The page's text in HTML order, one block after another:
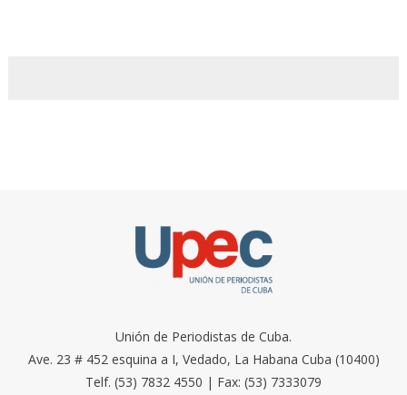
Unión de Periodistas de Cuba.
Ave. 23 # 452 esquina a I, Vedado, La Habana Cuba (10400)
Telf. (53) 7832 4550 | Fax: (53) 7333079